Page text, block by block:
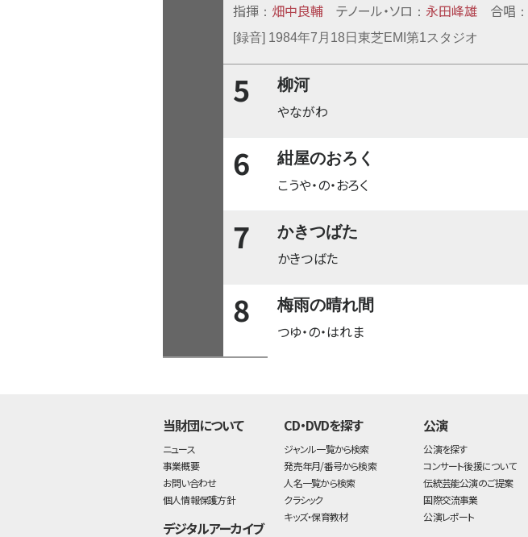
指揮 ： 畑中良輔 テノール・ソロ ： 永田峰雄 合唱 ：
[録音] 1984年7月18日東芝EMI第1スタジオ
5 柳河
やながわ
6 紺屋のおろく
こうや・の・おろく
7 かきつばた
かきつばた
8 梅雨の晴れ間
つゆ・の・はれま
当財団について
ニュース
事業概要
お問い合わせ
個人情報保護方針
デジタルアーカイブ
CD・DVDを探す
ジャンル一覧から検索
発売年月/番号から検索
人名一覧から検索
クラシック
キッズ・保育教材
公演
公演を探す
コンサート後援について
伝統芸能公演のご提案
国際交流事業
公演レポート